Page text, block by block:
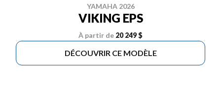
YAMAHA 2026
VIKING EPS
À partir de 20 249 $
DÉCOUVRIR CE MODÈLE